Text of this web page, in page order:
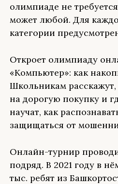
олимпиаде не
может любой. Для
категории
Откроет олимпиаду
«Компьютер»: как
Школьникам расскажут,
на дорогую покупку и
научат, как
защищаться от
Онлайн-турнир
подряд. В 2021 году в
тыс. ребят из